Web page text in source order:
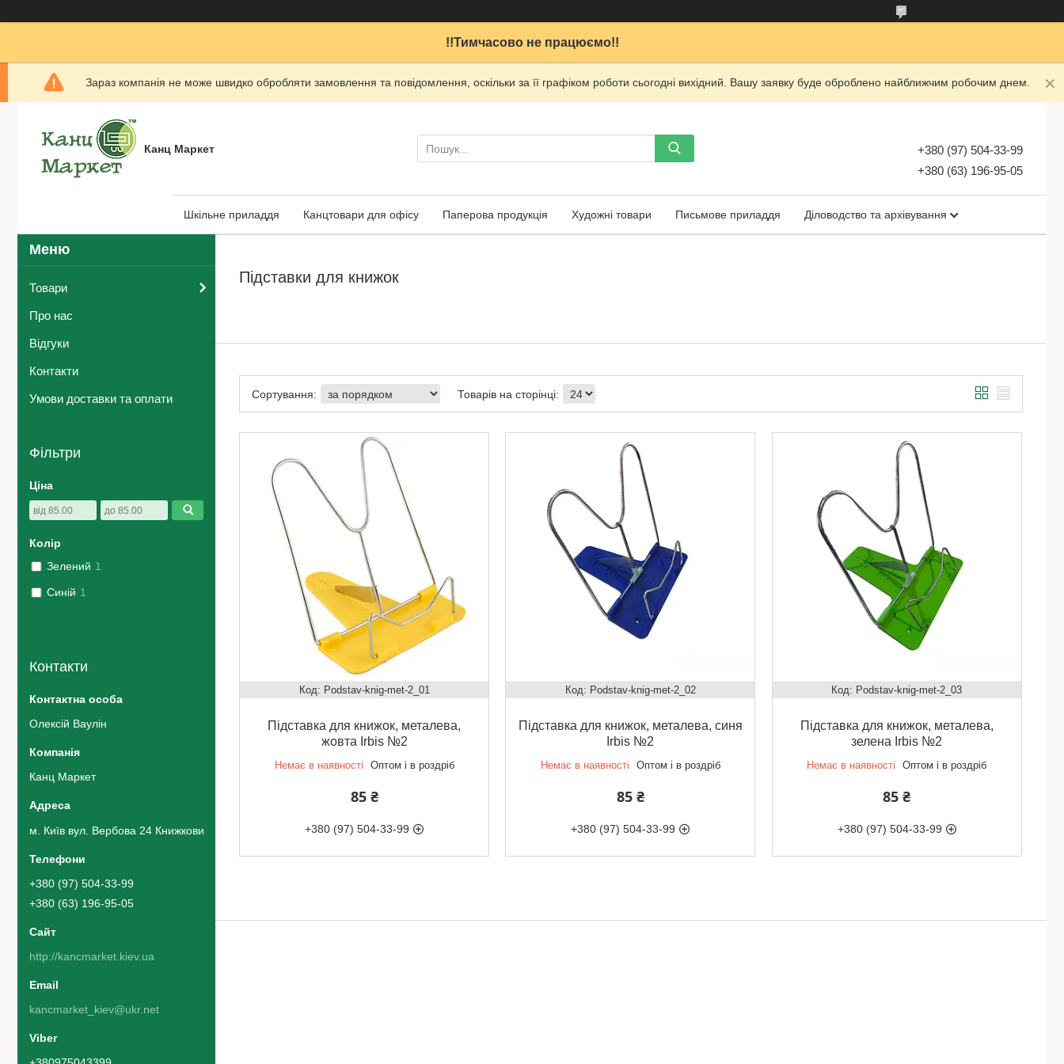
!!Тимчасово не працюємо!!
Зараз компанія не може швидко обробляти замовлення та повідомлення, оскільки за її графіком роботи сьогодні вихідний. Вашу заявку буде оброблено найближчим робочим днем.
Канц Маркет
+380 (97) 504-33-99
+380 (63) 196-95-05
Шкільне приладдя Канцтовари для офісу Паперова продукція Художні товари Письмове приладдя Діловодство та архівування
Підставки для книжок
Podstav-knig-met-2_01
Підставка для книжок, металева,
жовта Irbis №2
Немає в наявності Оптом і в роздріб
85 ₴
+380 (97) 504-33-99
Podstav-knig-met-2_02
Підставка для книжок, металева, синя
Irbis №2
Немає в наявності Оптом і в роздріб
85 ₴
+380 (97) 504-33-99
Podstav-knig-met-2_03
Підставка для книжок, металева,
зелена Irbis №2
Немає в наявності Оптом і в роздріб
85 ₴
+380 (97) 504-33-99
Товари
Про нас
Відгуки
Контакти
Умови доставки та оплати
Фільтри
Ціна
Колір
Зелений 1
Синій 1
Контакти
Олексій Ваулін
Канц Маркет
м. Київ вул. Вербова 24 Книжковий ринок 42 ряд 5 місце, Київ, Україна
+380 (97) 504-33-99
+380 (63) 196-95-05
http://kancmarket.kiev.ua
kancmarket_kiev@ukr.net